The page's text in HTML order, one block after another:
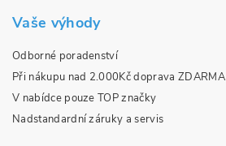
Vaše výhody
Odborné poradenství
Při nákupu nad 2.000Kč doprava ZDARMA
V nabídce pouze TOP značky
Nadstandardní záruky a servis